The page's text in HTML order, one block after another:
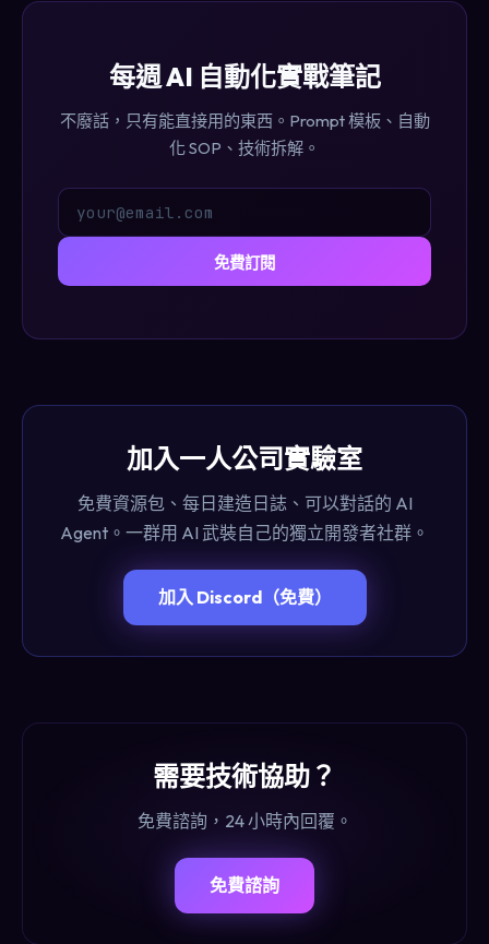
每週 AI 自動化實戰筆記
不廢話，只有能直接用的東西。Prompt 模板、自動
化 SOP、技術拆解。
免費訂閱
加入一人公司實驗室
免費資源包、每日建造日誌、可以對話的 AI
Agent。一群用 AI 武裝自己的獨立開發者社群。
加入 Discord（免費）
需要技術協助？
免費諮詢，24 小時內回覆。
免費諮詢